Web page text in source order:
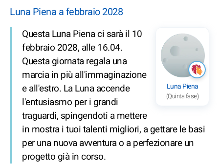
Luna Piena a febbraio 2028
Luna Piena
(Quinta fase)
Questa Luna Piena ci sarà il 10
febbraio 2028, alle 16.04.
Questa giornata regala una
marcia in più all'immaginazione
e all'estro. La Luna accende
l'entusiasmo per i grandi
traguardi, spingendoti a mettere
in mostra i tuoi talenti migliori, a gettare le basi
per una nuova avventura o a perfezionare un
progetto già in corso.